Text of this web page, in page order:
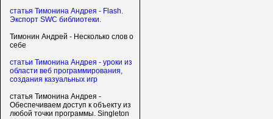
статья Тимонина Андрея - Flash.
Экспорт SWC библиотеки.
Тимонин Андрей - Несколько слов о
себе
статьи Тимонина Андрея - уроки из
области веб программирования,
создания казуальных игр
статья Тимонина Андрея -
Обеспечиваем доступ к объекту из
любой точки программы. Singleton